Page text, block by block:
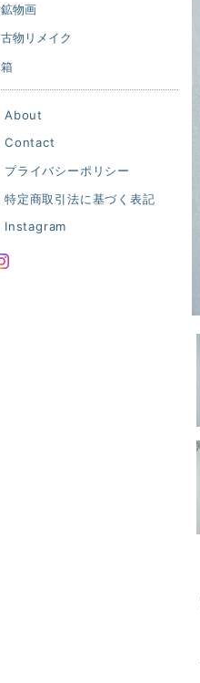
鉱物画
古物リメイク
箱
About
Contact
プライバシーポリシー
特定商取引法に基づく表記
Instagram